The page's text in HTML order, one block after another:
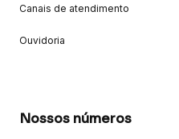
Canais de atendimento
Ouvidoria
Nossos números